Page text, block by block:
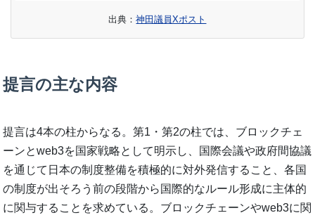
出典：神田議員Xポスト
提言の主な内容
提言は4本の柱からなる。第1・第2の柱では、ブロックチェ
ーンとweb3を国家戦略として明示し、国際会議や政府間協議
を通じて日本の制度整備を積極的に対外発信すること、各国
の制度が出そろう前の段階から国際的なルール形成に主体的
に関与することを求めている。ブロックチェーンやweb3に関